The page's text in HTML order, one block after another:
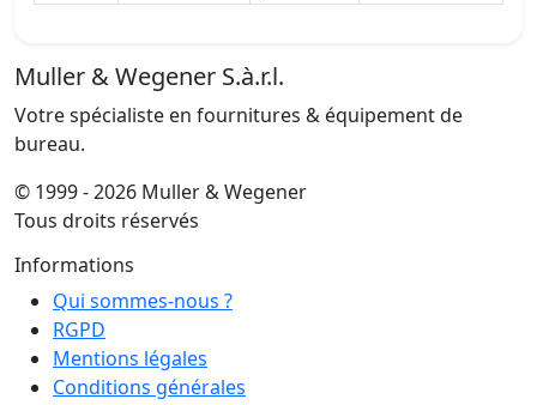
Muller & Wegener S.à.r.l.
Votre spécialiste en fournitures & équipement de
bureau.
© 1999 - 2026 Muller & Wegener
Tous droits réservés
Informations
Qui sommes-nous ?
RGPD
Mentions légales
Conditions générales